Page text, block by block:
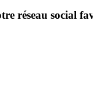
réseau social